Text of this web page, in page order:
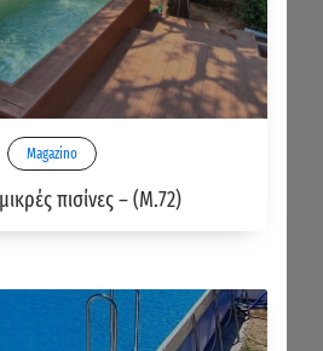
Magazino
πισίνες – (Μ.72)